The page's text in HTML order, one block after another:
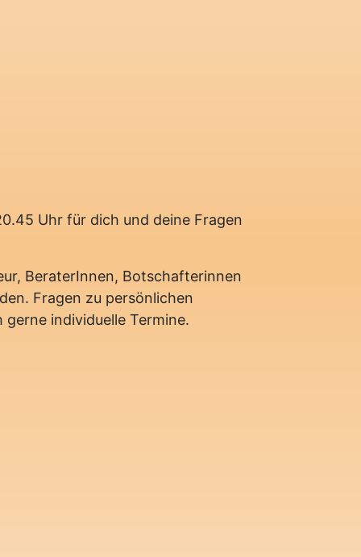
Uhr für dich und deine Fragen
BeraterInnen, Botschafterinnen
Fragen zu persönlichen
individuelle Termine.